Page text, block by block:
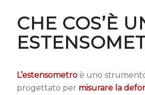
CHE COS’È
L’estensometro è uno
progettato per misurare la